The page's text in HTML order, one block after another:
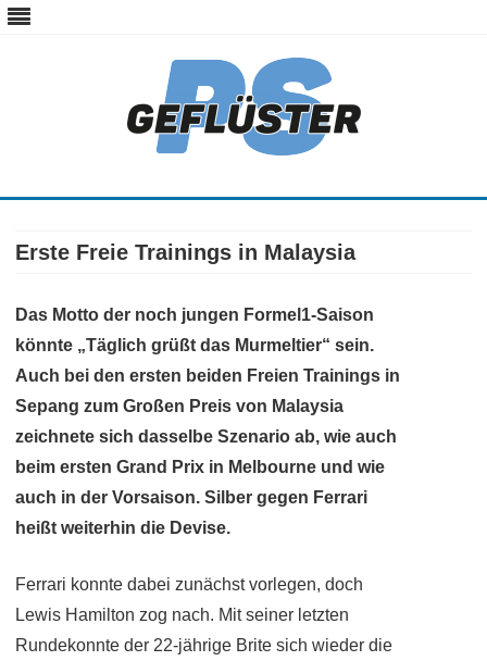
Skip
content
Erste Freie Trainings in Malaysia
Das Motto der noch jungen Formel1-Saison
könnte „Täglich grüßt das Murmeltier“ sein.
Auch bei den ersten beiden Freien Trainings in
Sepang zum Großen Preis von Malaysia
zeichnete sich dasselbe Szenario ab, wie auch
beim ersten Grand Prix in Melbourne und wie
auch in der Vorsaison. Silber gegen Ferrari
heißt weiterhin die Devise.
Ferrari konnte dabei zunächst vorlegen, doch
Lewis Hamilton zog nach. Mit seiner letzten
Rundekonnte der 22-jährige Brite sich wieder die